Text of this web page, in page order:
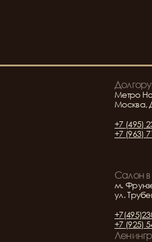
Метро
Москва,
+7 (495)
+7 (963)
Салон
м.
ул.
+7 (925)